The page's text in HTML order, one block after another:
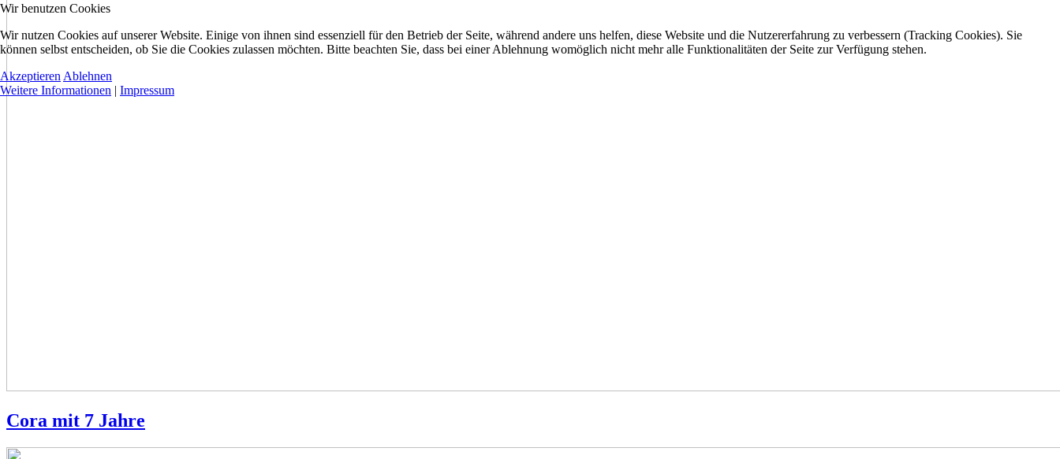
Cora mit 7 Jahre
Wir benutzen Cookies
Wir nutzen Cookies auf unserer Website. Einige von ihnen sind essenziell für den Betrieb der Seite, während andere uns helfen, diese Website und die Nutzererfahrung zu verbessern (Tracking Cookies). Sie
können selbst entscheiden, ob Sie die Cookies zulassen möchten. Bitte beachten Sie, dass bei einer Ablehnung womöglich nicht mehr alle Funktionalitäten der Seite zur Verfügung stehen.
Akzeptieren Ablehnen
Weitere Informationen | Impressum